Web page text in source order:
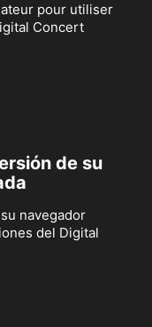
pour utiliser
Concert
de su
navegador
del Digital